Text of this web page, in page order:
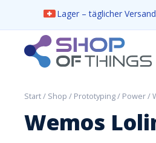
Lager – täglicher Versand
ShopOfThings
Start/ Shop / Prototyping/ Power/
Wemos